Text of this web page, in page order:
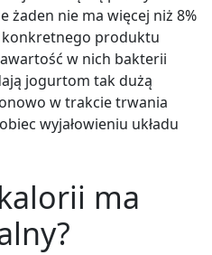
żaden nie ma więcej niż 8%
konkretnego produktu
w nich bakterii
jogurtom tak dużą
w trakcie trwania
wyjałowieniu układu
ma